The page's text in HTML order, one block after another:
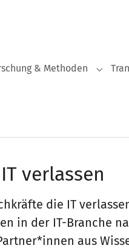
for "Über uns"
& Methoden
verlassen
die IT
in der IT-Branche
aus